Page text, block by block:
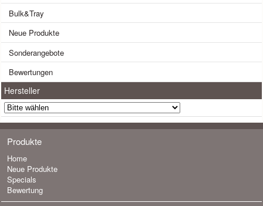
Bulk&Tray
Neue Produkte
Sonderangebote
Bewertungen
Hersteller
Produkte
Home
Neue Produkte
Specials
Bewertung